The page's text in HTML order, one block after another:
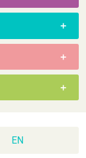
EN